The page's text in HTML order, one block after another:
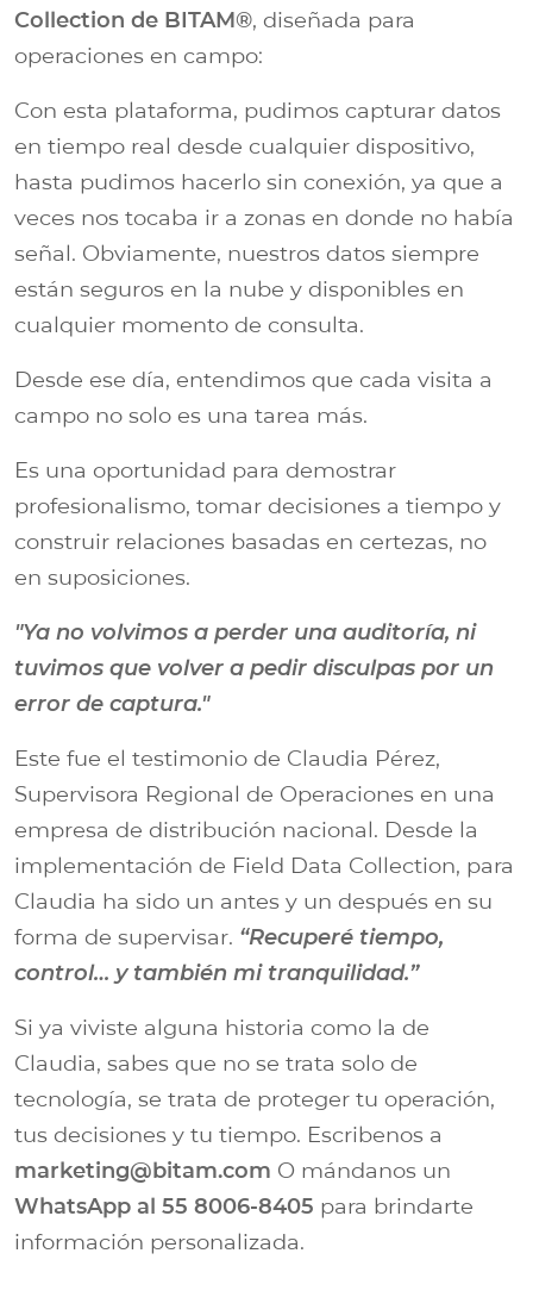
Collection de BITAM®︎, diseñada para
operaciones en campo:
Con esta plataforma, pudimos capturar datos
en tiempo real desde cualquier dispositivo,
hasta pudimos hacerlo sin conexión, ya que a
veces nos tocaba ir a zonas en donde no había
señal. Obviamente, nuestros datos siempre
están seguros en la nube y disponibles en
cualquier momento de consulta.
Desde ese día, entendimos que cada visita a
campo no solo es una tarea más.
Es una oportunidad para demostrar
profesionalismo, tomar decisiones a tiempo y
construir relaciones basadas en certezas, no
en suposiciones.
"Ya no volvimos a perder una auditoría, ni
tuvimos que volver a pedir disculpas por un
error de captura."
Este fue el testimonio de Claudia Pérez,
Supervisora Regional de Operaciones en una
empresa de distribución nacional. Desde la
implementación de Field Data Collection, para
Claudia ha sido un antes y un después en su
forma de supervisar. “Recuperé tiempo,
control… y también mi tranquilidad.”
Si ya viviste alguna historia como la de
Claudia, sabes que no se trata solo de
tecnología, se trata de proteger tu operación,
tus decisiones y tu tiempo. Escribenos a
marketing@bitam.com O mándanos un
WhatsApp al 55 8006-8405 para brindarte
información personalizada.